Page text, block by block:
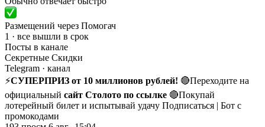
Размещений через Помогач
1 · все вышли в срок
Посты в канале
Секретные Скидки
Telegram · канал
⚡️СУПЕРПРИЗ от 10 миллионов рублей! 🔴Переходите на
официальный сайт Столото по ссылке 🔴Покупай
лотерейный билет и испытывай удачу Подписаться | Бот с
промокодами